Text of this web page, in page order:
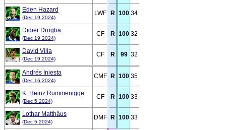
Eden Hazard
(Dec 19 2024)
LWF R 100 34
Didier Drogba
(Dec 19 2024)
CF R 100 32
David Villa
(Dec 19 2024)
CF R 99 32
Andrés Iniesta
(Dec 16 2024)
CMF R 100 35
K. Heinz Rummenigge
(Dec 5 2024)
CF R 100 33
Lothar Matthäus
(Dec 5 2024)
DMF R 100 33